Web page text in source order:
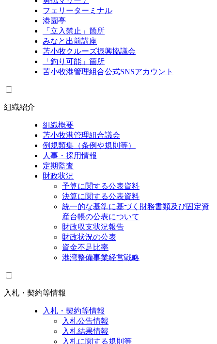
フェリーターミナル
港園亭
「立入禁止」箇所
みなと出前講座
苫小牧クルーズ振興協議会
「釣り可能」箇所
苫小牧港管理組合公式SNSアカウント
組織紹介
組織概要
苫小牧港管理組合議会
例規類集（条例や規則等）
人事・採用情報
定期監査
財政状況
予算に関する公表資料
決算に関する公表資料
統一的な基準に基づく財務書類及び固定資
産台帳の公表について
財政収支状況報告
財政状況の公表
資金不足比率
港湾整備事業経営戦略
入札・契約等情報
入札・契約等情報
入札公告情報
入札結果情報
入札に関する規則等